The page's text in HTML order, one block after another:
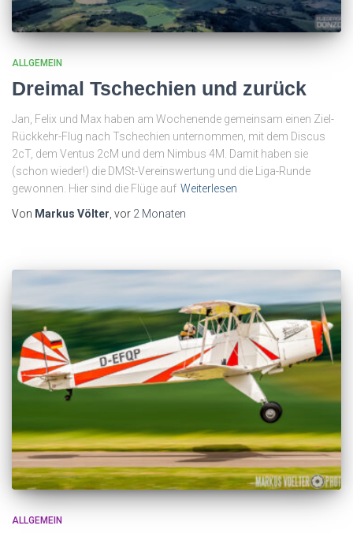
ALLGEMEIN
Dreimal Tschechien und zurück
Jan, Felix und Max haben am Wochenende gemeinsam einen Ziel-
Rückkehr-Flug nach Tschechien unternommen, mit dem Discus
2cT, dem Ventus 2cM und dem Nimbus 4M. Damit haben sie
(schon wieder!) die DMSt-Vereinswertung und die Liga-Runde
gewonnen. Hier sind die Flüge auf Weiterlesen
Von Markus Völter , vor 2 Monaten
ALLGEMEIN